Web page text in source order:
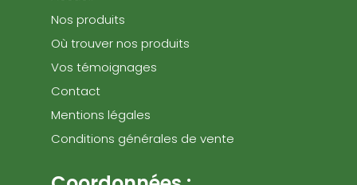
Nos produits
Où trouver nos produits
Vos témoignages
Contact
Mentions légales
Conditions générales de vente